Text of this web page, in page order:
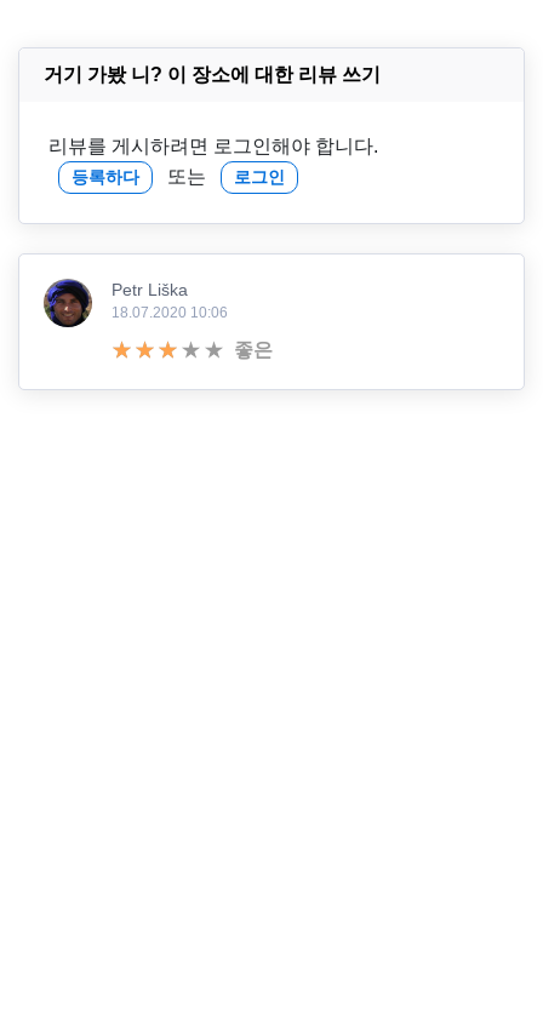
거기 가봤 니? 이 장소에 대한 리뷰 쓰기
리뷰를 게시하려면 로그인해야 합니다.
등록하다 또는 로그인
Petr Liška
18.07.2020 10:06
좋은